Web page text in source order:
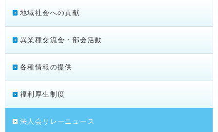
地域社会への貢献
異業種交流会・部会活動
各種情報の提供
福利厚生制度
法人会リレーニュース